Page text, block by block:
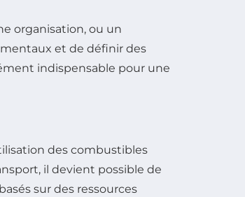
organisation, ou un
et de définir des
indispensable pour une
des combustibles
il devient possible de
sur des ressources